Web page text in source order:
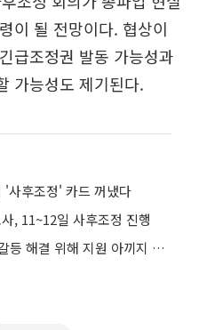
이 될 전망이다. 협상이
급조정권 발동 가능성과
가능성도 제기된다.
사후조정' 카드 꺼냈다
, 11~12일 사후조정 진행
'삼성 총파업 막아라' 靑도 "갈등 해결 위해 지원 아끼지 않을 것"